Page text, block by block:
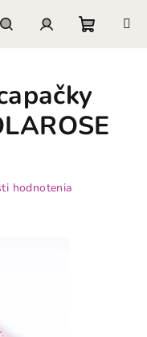
košík
hodnotenia